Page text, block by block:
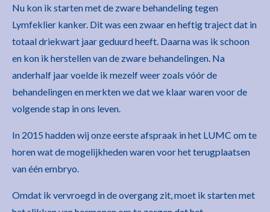
Nu kon ik starten met de zware behandeling tegen
Lymfeklier kanker. Dit was een zwaar en heftig traject dat in
totaal driekwart jaar geduurd heeft. Daarna was ik schoon
en kon ik herstellen van de zware behandelingen. Na
anderhalf jaar voelde ik mezelf weer zoals vóór de
behandelingen en merkten we dat we klaar waren voor de
volgende stap in ons leven.
In 2015 hadden wij onze eerste afspraak in het LUMC om te
horen wat de mogelijkheden waren voor het terugplaatsen
van één embryo.
Omdat ik vervroegd in de overgang zit, moet ik starten met